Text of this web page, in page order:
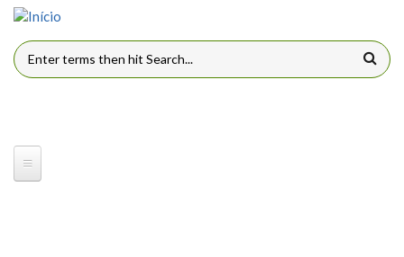
Pular para o conteúdo principal
FORMULÁRIO DE BUSCA